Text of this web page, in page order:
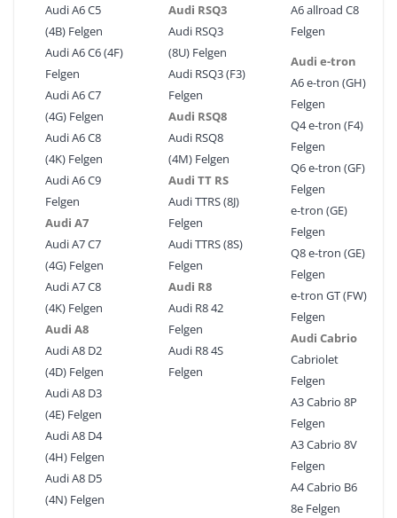
Audi A6 C5
(4B) Felgen
Audi A6 C6 (4F)
Felgen
Audi A6 C7
(4G) Felgen
Audi A6 C8
(4K) Felgen
Audi A6 C9
Felgen
Audi A7
Audi A7 C7
(4G) Felgen
Audi A7 C8
(4K) Felgen
Audi A8
Audi A8 D2
(4D) Felgen
Audi A8 D3
(4E) Felgen
Audi A8 D4
(4H) Felgen
Audi A8 D5
(4N) Felgen
Audi RSQ3
Audi RSQ3
(8U) Felgen
Audi RSQ3 (F3)
Felgen
Audi RSQ8
Audi RSQ8
(4M) Felgen
Audi TT RS
Audi TTRS (8J)
Felgen
Audi TTRS (8S)
Felgen
Audi R8
Audi R8 42
Felgen
Audi R8 4S
Felgen
A6 allroad C8
Felgen
Audi e-tron
A6 e-tron (GH)
Felgen
Q4 e-tron (F4)
Felgen
Q6 e-tron (GF)
Felgen
e-tron (GE)
Felgen
Q8 e-tron (GE)
Felgen
e-tron GT (FW)
Felgen
Audi Cabrio
Cabriolet
Felgen
A3 Cabrio 8P
Felgen
A3 Cabrio 8V
Felgen
A4 Cabrio B6
8e Felgen